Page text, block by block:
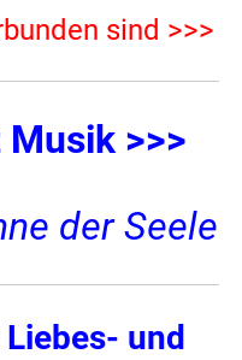
sind >>>
>>>
der Seele
und